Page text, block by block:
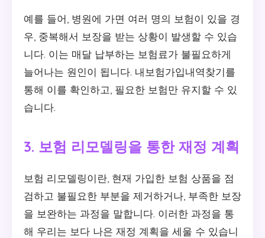
예를 들어, 병원에 가면 여러 명의 보험이 있을 경
우, 중복해서 보장을 받는 상황이 발생할 수 있습
니다. 이는 매달 납부하는 보험료가 불필요하게
늘어나는 원인이 됩니다. 내보험가입내역찾기를
통해 이를 확인하고, 필요한 보험만 유지할 수 있
습니다.
3. 보험 리모델링을 통한 재정 계획
보험 리모델링이란, 현재 가입한 보험 상품을 점
검하고 불필요한 부분을 제거하거나, 부족한 보장
을 보완하는 과정을 말합니다. 이러한 과정을 통
해 우리는 보다 나은 재정 계획을 세울 수 있습니